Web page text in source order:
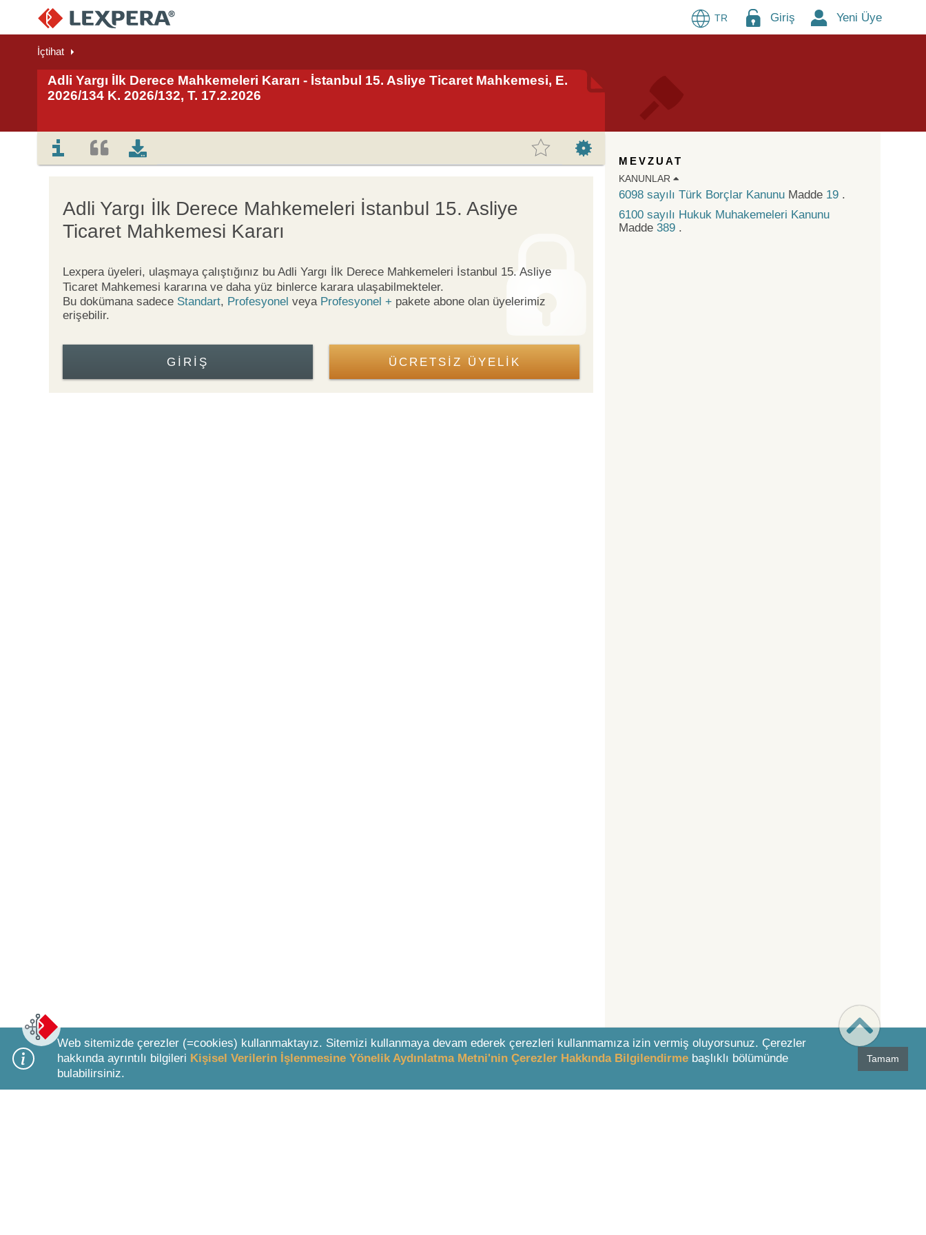
TR Giriş Yeni Üye
İçtihat
Adli Yargı İlk Derece Mahkemeleri Kararı - İstanbul 15. Asliye Ticaret Mahkemesi, E.
2026/134 K. 2026/132, T. 17.2.2026
Adli Yargı İlk Derece Mahkemeleri İstanbul 15. Asliye
Ticaret Mahkemesi Kararı
Lexpera üyeleri, ulaşmaya çalıştığınız bu Adli Yargı İlk Derece Mahkemeleri İstanbul 15. Asliye
Ticaret Mahkemesi kararına ve daha yüz binlerce karara ulaşabilmekteler.
Bu dokümana sadece Standart, Profesyonel veya Profesyonel + pakete abone olan üyelerimiz
erişebilir.
GIRIŞ ÜCRETSİZ ÜYELİK
Bottom Search Toolbar Highlight Text
MEVZUAT
KANUNLAR
6098 sayılı Türk Borçlar Kanunu Madde 19 .
6100 sayılı Hukuk Muhakemeleri Kanunu
Madde 389 .
Web sitemizde çerezler (=cookies) kullanmaktayız. Sitemizi kullanmaya devam ederek çerezleri kullanmamıza izin vermiş oluyorsunuz. Çerezler
hakkında ayrıntılı bilgileri Kişisel Verilerin İşlenmesine Yönelik Aydınlatma Metni'nin Çerezler Hakkında Bilgilendirme başlıklı bölümünde
bulabilirsiniz.
Tamam